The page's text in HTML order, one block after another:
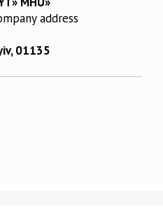
address
01135